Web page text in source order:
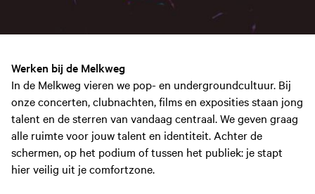
Werken bij de Melkweg
In de Melkweg vieren we pop- en undergroundcultuur. Bij
onze concerten, clubnachten, films en exposities staan jong
talent en de sterren van vandaag centraal. We geven graag
alle ruimte voor jouw talent en identiteit. Achter de
schermen, op het podium of tussen het publiek: je stapt
hier veilig uit je comfortzone.